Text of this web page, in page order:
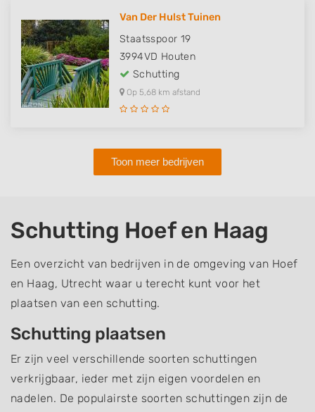
Van Der Hulst Tuinen
Staatsspoor 19
3994VD Houten
Schutting
Op 5,68 km afstand
Toon meer bedrijven
Schutting Hoef en Haag
Een overzicht van bedrijven in de omgeving van Hoef
en Haag, Utrecht waar u terecht kunt voor het
plaatsen van een schutting.
Schutting plaatsen
Er zijn veel verschillende soorten schuttingen
verkrijgbaar, ieder met zijn eigen voordelen en
nadelen. De populairste soorten schuttingen zijn de